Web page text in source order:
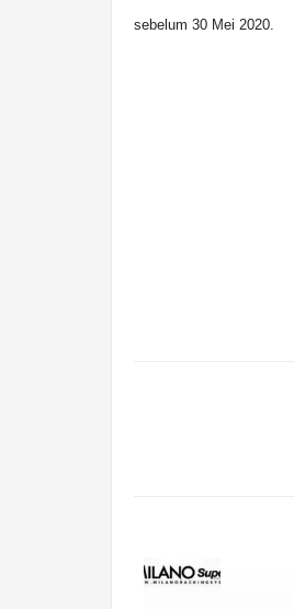
sebelum 30 Mei 2020.